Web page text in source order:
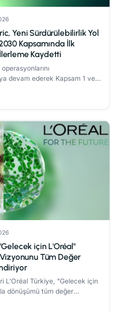
Yeni Sürdürülebilirlik Yol
Kapsamında İlk
Kaydetti
devam ederek Kapsam 1 ve 2
için L'Oréal"
Tüm Değer
L'Oréal Türkiye, "Gelecek için
dönüşümü tüm değer